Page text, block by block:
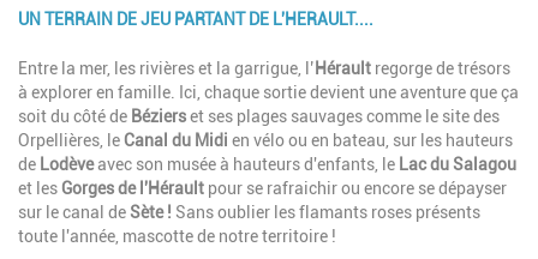
UN TERRAIN DE JEU PARTANT DE L'HERAULT....
Description
Entre la mer, les rivières et la garrigue, l’ Hérault regorge de trésors
à explorer en famille. Ici, chaque sortie devient une aventure que ça
soit du côté de Bézierset ses plages sauvages comme le site des
Orpellières, leCanal du Midi en vélo ou en bateau, sur les hauteurs
de Lodèveavec son musée à hauteurs d'enfants, le Lac du Salagou
et les Gorges de l'Hérault pour se rafraichir ou encore se dépayser
sur le canal de Sète ! Sans oublier les flamants roses présents
toute l'année, mascotte de notre territoire !